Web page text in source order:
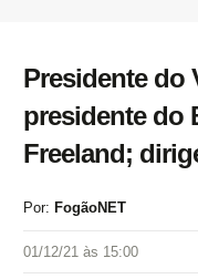
Presidente do
presidente do
Freeland;
Por: FogãoNET
01/12/21 às 15:00